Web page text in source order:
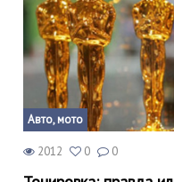
Авто, мото
2012 0 0